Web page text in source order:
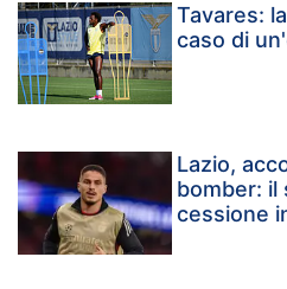
Tavares:
caso di
Lazio,
bomber: il
cessione